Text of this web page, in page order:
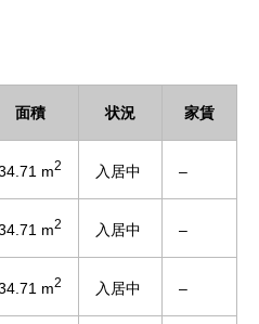
面積 状況 家賃
m2 入居中 –
m2 入居中 –
m2 入居中 –